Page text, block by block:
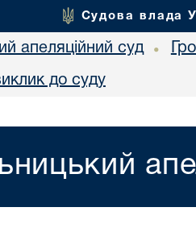
Судова влада
апеляційний суд •
до суду